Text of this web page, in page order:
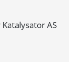
AS